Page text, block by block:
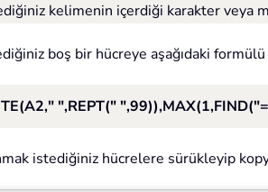
kelimenin içerdiği karakter veya
boş bir hücreye aşağıdaki formülü
",REPT("
istediğiniz hücrelere sürükleyip